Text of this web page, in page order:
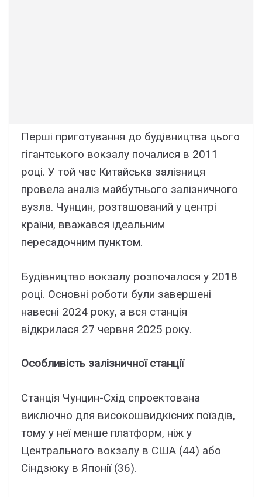
Перші приготування до будівництва цього
гігантського вокзалу почалися в 2011
році. У той час Китайська залізниця
провела аналіз майбутнього залізничного
вузла. Чунцин, розташований у центрі
країни, вважався ідеальним
пересадочним пунктом.
Будівництво вокзалу розпочалося у 2018
році. Основні роботи були завершені
навесні 2024 року, а вся станція
відкрилася 27 червня 2025 року.
Особливість залізничної станції
Станція Чунцин-Схід спроектована
виключно для високошвидкісних поїздів,
тому у неї менше платформ, ніж у
Центрального вокзалу в США (44) або
Сіндзюку в Японії (36).